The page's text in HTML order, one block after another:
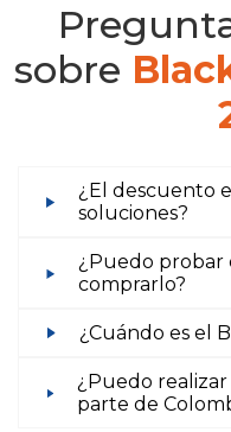
sobre
¿El descuento
soluciones?
¿Puedo probar
comprarlo?
¿Cuándo es el
¿Puedo
parte de